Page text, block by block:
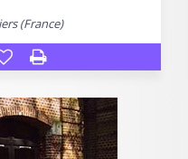
(France)